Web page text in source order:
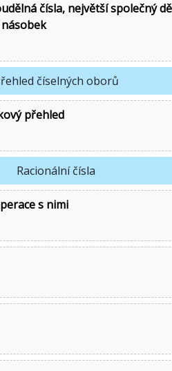
čísla, největší společný
číselných oborů
přehled
Racionální čísla
s nimi